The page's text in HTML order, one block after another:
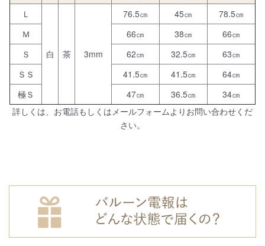
Ｌ
白 茶 3mm
76.5㎝ 45㎝
78.5㎝
Ｍ
66㎝ 38㎝
66㎝
Ｓ
62㎝ 32.5㎝
63㎝
ＳＳ
41.5㎝ 41.5㎝
64㎝
極Ｓ
47㎝ 36.5㎝
34㎝
詳しくは、お電話もしくはメールフォームよりお問い合わせくだ
さい。